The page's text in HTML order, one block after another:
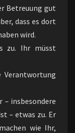
Betreuung gut
dass es dort
wird.
zu. Ihr müsst
– insbesondere
– etwas zu. Er
wie Ihr,